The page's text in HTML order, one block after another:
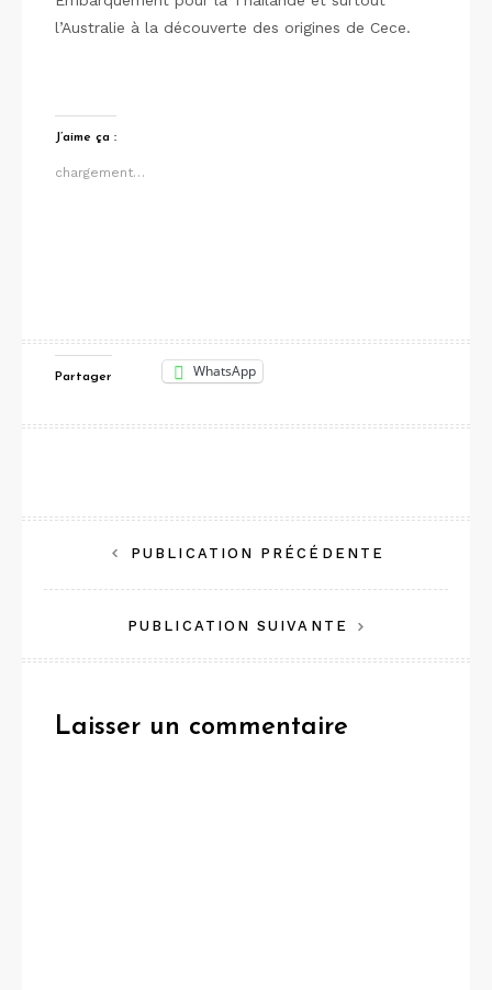
l’Australie à la découverte des origines de Cece.
J’aime ça :
chargement…
Partager WhatsApp
Navigation
de
l’article
PUBLICATION PRÉCÉDENTE
PUBLICATION SUIVANTE
Laisser un commentaire